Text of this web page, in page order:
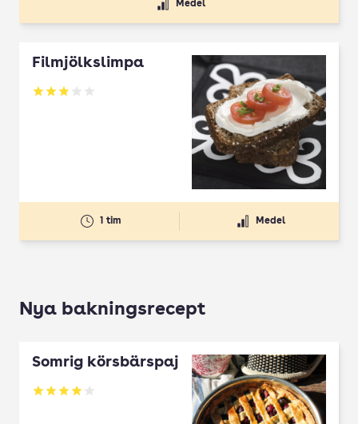
Medel
Filmjölkslimpa
Betyg: 2.9 av 5
1 tim Medel
Nya bakningsrecept
Somrig körsbärspaj
Betyg: 4 av 5